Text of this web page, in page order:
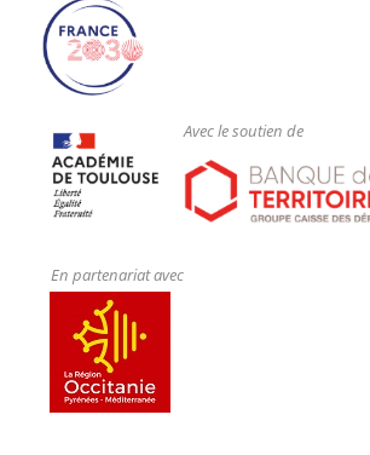
Avec le soutien de
En partenariat avec